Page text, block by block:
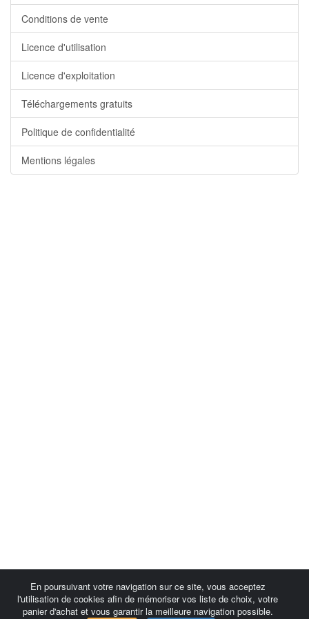
Conditions de vente
Licence d'utilisation
Licence d'exploitation
Téléchargements gratuits
Politique de confidentialité
Mentions légales
En poursuivant votre navigation sur ce site, vous acceptez
l'utilisation de cookies afin de mémoriser vos liste de choix, votre
panier d'achat et vous garantir la meilleure navigation possible.